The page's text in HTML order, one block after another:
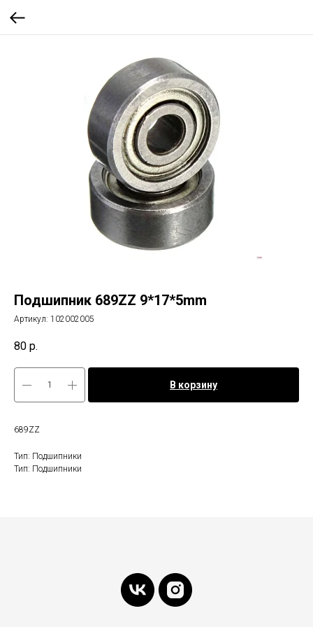
Подшипник 689ZZ 9*17*5mm
Артикул: 102002005
80 р.
В корзину
689ZZ
Тип: Подшипники
Тип: Подшипники